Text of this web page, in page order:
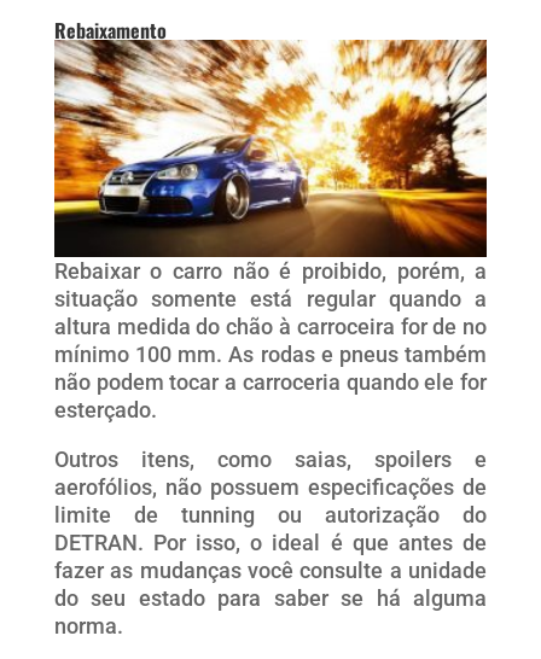
Rebaixamento
Rebaixar o carro não é proibido, porém, a
situação somente está regular quando a
altura medida do chão à carroceira for de no
mínimo 100 mm. As rodas e pneus também
não podem tocar a carroceria quando ele for
esterçado.
Outros itens, como saias, spoilers e
aerofólios, não possuem especificações de
limite de tunning ou autorização do
DETRAN. Por isso, o ideal é que antes de
fazer as mudanças você consulte a unidade
do seu estado para saber se há alguma
norma.